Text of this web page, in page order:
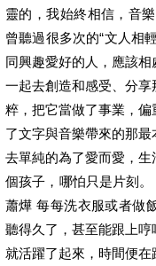
靈的，我始終相信，音
曾聽過很多次的“文人相
同興趣愛好的人，應該
一起去創造和感受、分
粹，把它當做了事業，
了文字與音樂帶來的那
去單純的為了愛而愛，
個孩子，哪怕只是片刻
蕭燁 每每洗衣服或者做
聽得久了，甚至能跟上
就活躍了起來，時間便